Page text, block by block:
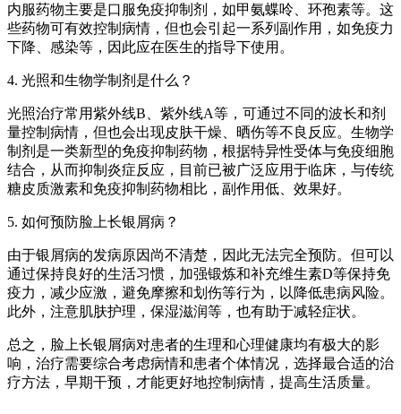
内服药物主要是口服免疫抑制剂，如甲氨蝶呤、环孢素等。这
些药物可有效控制病情，但也会引起一系列副作用，如免疫力
下降、感染等，因此应在医生的指导下使用。
4. 光照和生物学制剂是什么？
光照治疗常用紫外线B、紫外线A等，可通过不同的波长和剂
量控制病情，但也会出现皮肤干燥、晒伤等不良反应。生物学
制剂是一类新型的免疫抑制药物，根据特异性受体与免疫细胞
结合，从而抑制炎症反应，目前已被广泛应用于临床，与传统
糖皮质激素和免疫抑制药物相比，副作用低、效果好。
5. 如何预防脸上长银屑病？
由于银屑病的发病原因尚不清楚，因此无法完全预防。但可以
通过保持良好的生活习惯，加强锻炼和补充维生素D等保持免
疫力，减少应激，避免摩擦和划伤等行为，以降低患病风险。
此外，注意肌肤护理，保湿滋润等，也有助于减轻症状。
总之，脸上长银屑病对患者的生理和心理健康均有极大的影
响，治疗需要综合考虑病情和患者个体情况，选择最合适的治
疗方法，早期干预，才能更好地控制病情，提高生活质量。